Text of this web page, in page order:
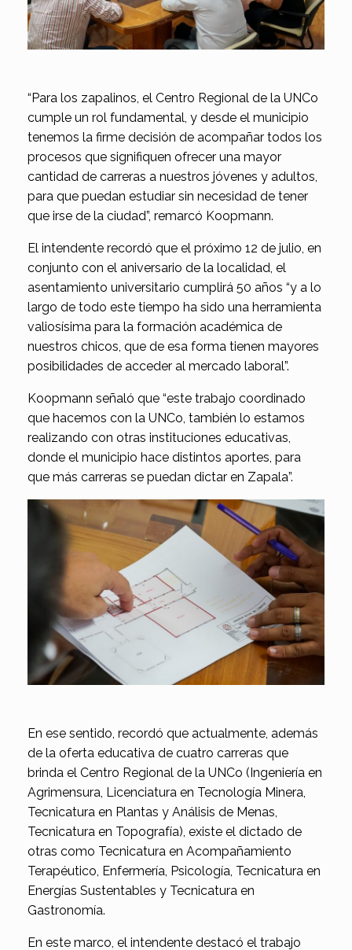
“Para los zapalinos, el Centro Regional de la UNCo
cumple un rol fundamental, y desde el municipio
tenemos la firme decisión de acompañar todos los
procesos que signifiquen ofrecer una mayor
cantidad de carreras a nuestros jóvenes y adultos,
para que puedan estudiar sin necesidad de tener
que irse de la ciudad”, remarcó Koopmann.
El intendente recordó que el próximo 12 de julio, en
conjunto con el aniversario de la localidad, el
asentamiento universitario cumplirá 50 años “y a lo
largo de todo este tiempo ha sido una herramienta
valiosísima para la formación académica de
nuestros chicos, que de esa forma tienen mayores
posibilidades de acceder al mercado laboral”.
Koopmann señaló que “este trabajo coordinado
que hacemos con la UNCo, también lo estamos
realizando con otras instituciones educativas,
donde el municipio hace distintos aportes, para
que más carreras se puedan dictar en Zapala”.
En ese sentido, recordó que actualmente, además
de la oferta educativa de cuatro carreras que
brinda el Centro Regional de la UNCo (Ingeniería en
Agrimensura, Licenciatura en Tecnología Minera,
Tecnicatura en Plantas y Análisis de Menas,
Tecnicatura en Topografía), existe el dictado de
otras como Tecnicatura en Acompañamiento
Terapéutico, Enfermería, Psicología, Tecnicatura en
Energías Sustentables y Tecnicatura en
Gastronomía.
En este marco, el intendente destacó el trabajo